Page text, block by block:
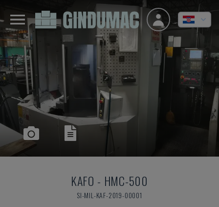
KAFO - HMC-500
SI-MIL-KAF-2019-00001